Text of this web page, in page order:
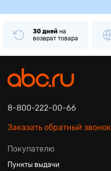
30 дней на
возврат товара
8-800-222-00-66
Заказать обратный звонок
Покупателю
Пункты выдачи